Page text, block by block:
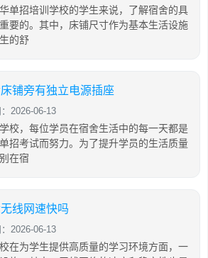
单招培训学校的学生来说，了解宿舍的具
要的。其中，床铺尺寸作为基本生活设施
的舒
铺旁有独立电源插座
2026-06-13
校，每位学员在宿舍生活中的每一天都是
招考试而努力。为了提升学员的生活质量
在宿
线网速快吗
2026-06-13
在为学生提供高质量的学习环境方面，一